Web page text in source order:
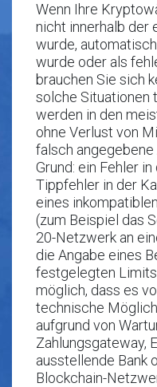
Wenn Ihre
nicht innerhalb der
wurde,
wurde oder als
brauchen Sie sich
solche Situationen
werden in den
ohne Verlust von
falsch
Grund: ein Fehler
Tippfehler in der
eines
(zum Beispiel das
20-Netzwerk an
die Angabe eines
festgelegten
möglich, dass es
technische
aufgrund von
Zahlungsgateway,
ausstellende Bank
Blockchain-